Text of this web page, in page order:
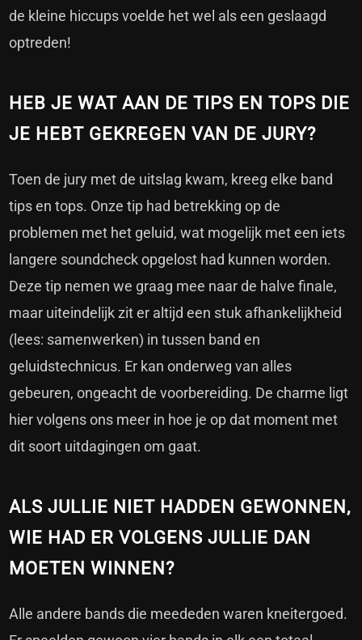
de kleine hiccups voelde het wel als een geslaagd
optreden!
HEB JE WAT AAN DE TIPS EN TOPS DIE
JE HEBT GEKREGEN VAN DE JURY?
Toen de jury met de uitslag kwam, kreeg elke band
tips en tops. Onze tip had betrekking op de
problemen met het geluid, wat mogelijk met een iets
langere soundcheck opgelost had kunnen worden.
Deze tip nemen we graag mee naar de halve finale,
maar uiteindelijk zit er altijd een stuk afhankelijkheid
(lees: samenwerken) in tussen band en
geluidstechnicus. Er kan onderweg van alles
gebeuren, ongeacht de voorbereiding. De charme ligt
hier volgens ons meer in hoe je op dat moment met
dit soort uitdagingen om gaat.
ALS JULLIE NIET HADDEN GEWONNEN,
WIE HAD ER VOLGENS JULLIE DAN
MOETEN WINNEN?
Alle andere bands die meededen waren kneitergoed.